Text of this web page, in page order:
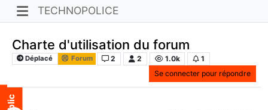
TECHNOPOLICE
Charte d'utilisation du forum
Déplacé Forum 2 2 1.0k
1
Se connecter pour répondre